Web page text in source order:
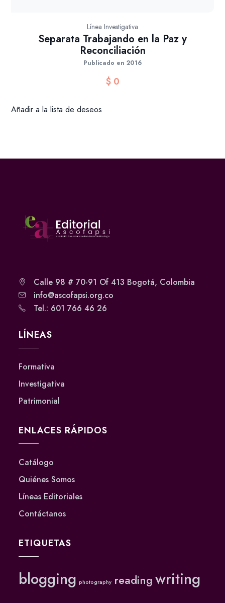
Línea Investigativa
Separata Trabajando en la Paz y
Reconciliación
Publicado en 2016
$0
Añadir a la lista de deseos
Calle 98 # 70-91 Of 413 Bogotá, Colombia
info@ascofapsi.org.co
Tel.: 601 766 46 26
LÍNEAS
Formativa
Investigativa
Patrimonial
ENLACES RÁPIDOS
Catálogo
Quiénes Somos
Líneas Editoriales
Contáctanos
ETIQUETAS
blogging photography reading writing